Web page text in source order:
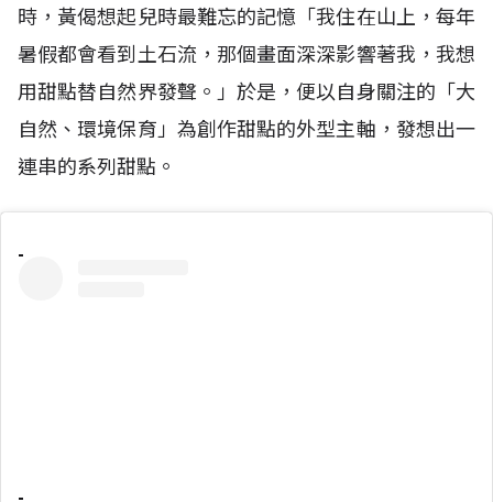
時，黃偈想起兒時最難忘的記憶「我住在山上，每年
暑假都會看到土石流，那個畫面深深影響著我，我想
用甜點替自然界發聲。」於是，便以自身關注的「大
自然、環境保育」為創作甜點的外型主軸，發想出一
連串的系列甜點。